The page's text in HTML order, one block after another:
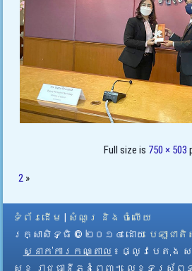
Full size is 750 × 503
2 »
ទំព័រដើម
សំណួរ និង ចំលើយ
រក្សាសិទ្ធិ © ២០១៤ ដោយ​ បេឡាជ
ស្នាក់ការកណ្តាល ៖ ផ្លូវបេតុង
សុខ រាជធានីភ្នំពេញ។ លេខទូរស័